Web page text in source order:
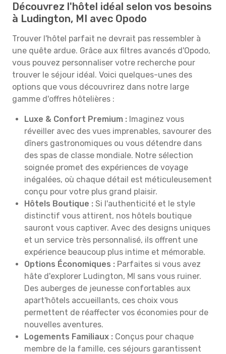
Découvrez l'hôtel idéal selon vos besoins
à Ludington, MI avec Opodo
Trouver l'hôtel parfait ne devrait pas ressembler à
une quête ardue. Grâce aux filtres avancés d'Opodo,
vous pouvez personnaliser votre recherche pour
trouver le séjour idéal. Voici quelques-unes des
options que vous découvrirez dans notre large
gamme d'offres hôtelières :
Luxe & Confort Premium : Imaginez vous
réveiller avec des vues imprenables, savourer des
dîners gastronomiques ou vous détendre dans
des spas de classe mondiale. Notre sélection
soignée promet des expériences de voyage
inégalées, où chaque détail est méticuleusement
conçu pour votre plus grand plaisir.
Hôtels Boutique : Si l'authenticité et le style
distinctif vous attirent, nos hôtels boutique
sauront vous captiver. Avec des designs uniques
et un service très personnalisé, ils offrent une
expérience beaucoup plus intime et mémorable.
Options Économiques : Parfaites si vous avez
hâte d'explorer Ludington, MI sans vous ruiner.
Des auberges de jeunesse confortables aux
apart'hôtels accueillants, ces choix vous
permettent de réaffecter vos économies pour de
nouvelles aventures.
Logements Familiaux : Conçus pour chaque
membre de la famille, ces séjours garantissent